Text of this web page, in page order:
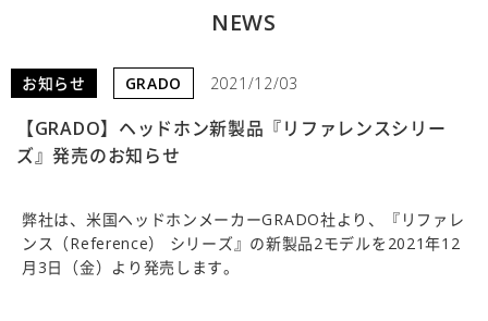
NEWS
お知らせ GRADO 2021/12/03
【GRADO】ヘッドホン新製品『リファレンスシリー
ズ』発売のお知らせ
弊社は、米国ヘッドホンメーカーGRADO社より、『リファレ
ンス（Reference） シリーズ』の新製品2モデルを2021年12
月3日（金）より発売します。